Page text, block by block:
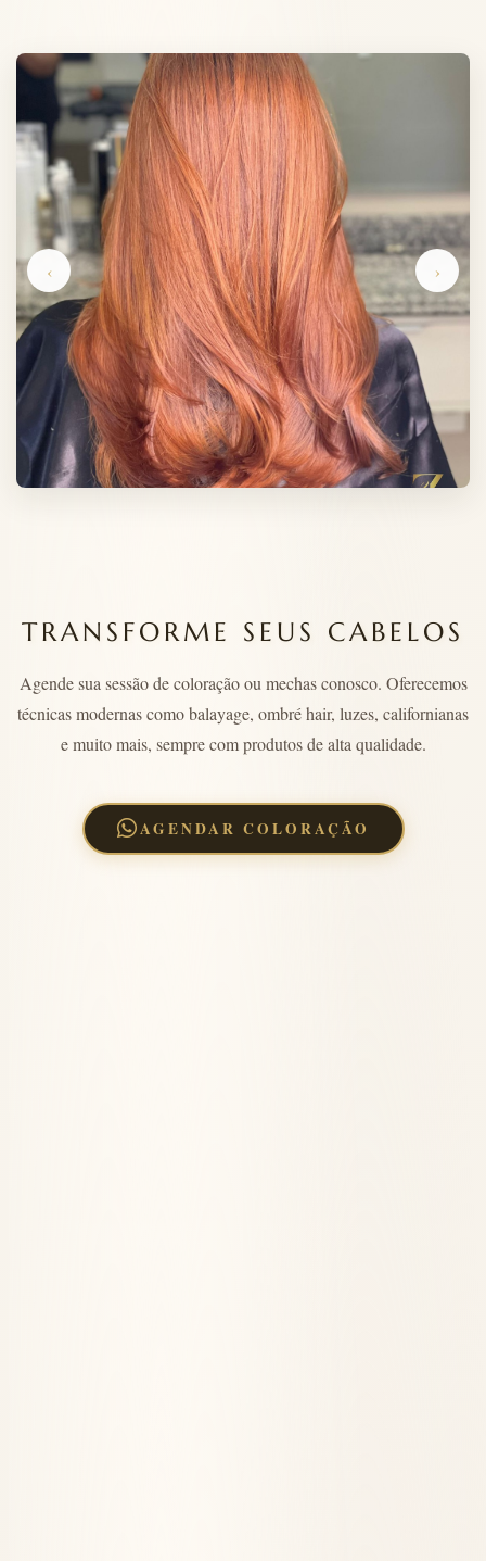
‹ ›
TRANSFORME SEUS CABELOS
Agende sua sessão de coloração ou mechas conosco. Oferecemos
técnicas modernas como balayage, ombré hair, luzes, californianas
e muito mais, sempre com produtos de alta qualidade.
AGENDAR COLORAÇÃO